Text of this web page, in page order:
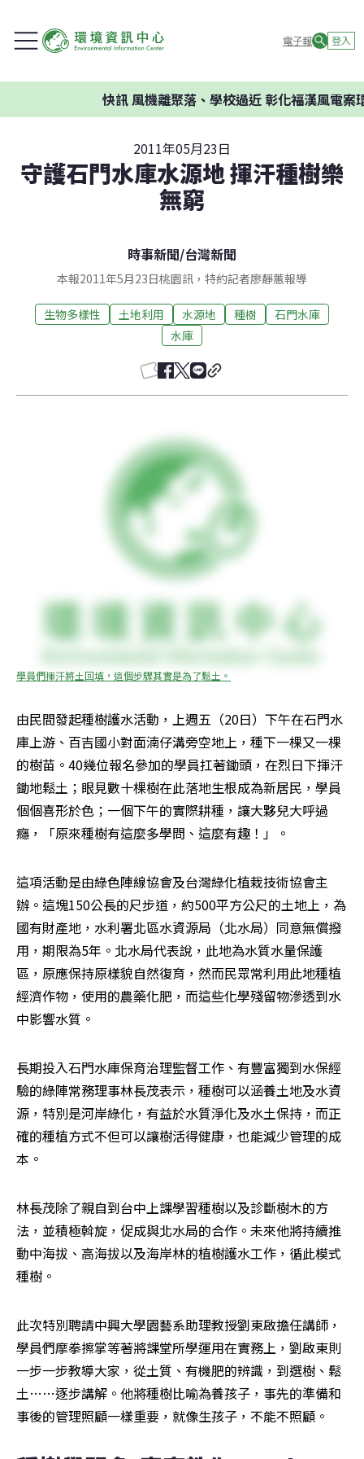
電子報 登入
風機離聚落、學校過近 彰化福漢風電案環委
2011年05月23日
守護石門水庫水源地 揮汗種樹樂
無窮
時事新聞/台灣新聞
本報2011年5月23日桃園訊，特約記者廖靜蕙報導
生物多樣性 土地利用 水源地 種樹
石門水庫
水庫
學員們揮汗將土回填，這個步驟其實是為了鬆土。
由民間發起種樹護水活動，上週五（20日）下午在石門水
庫上游、百吉國小對面湳仔溝旁空地上，種下一棵又一棵
的樹苗。40幾位報名參加的學員扛著鋤頭，在烈日下揮汗
鋤地鬆土；眼見數十棵樹在此落地生根成為新居民，學員
個個喜形於色；一個下午的實際耕種，讓大夥兒大呼過
癮，「原來種樹有這麼多學問、這麼有趣！」。
這項活動是由綠色陣線協會及台灣綠化植栽技術協會主
辦。這塊150公長的尺步道，約500平方公尺的土地上，為
國有財產地，水利署北區水資源局（北水局）同意無償撥
用，期限為5年。北水局代表說，此地為水質水量保護
區，原應保持原樣貌自然復育，然而民眾常利用此地種植
經濟作物，使用的農藥化肥，而這些化學殘留物滲透到水
中影響水質。
長期投入石門水庫保育治理監督工作、有豐富獨到水保經
驗的綠陣常務理事林長茂表示，種樹可以涵養土地及水資
源，特別是河岸綠化，有益於水質淨化及水土保持，而正
確的種植方式不但可以讓樹活得健康，也能減少管理的成
本。
林長茂除了親自到台中上課學習種樹以及診斷樹木的方
法，並積極斡旋，促成與北水局的合作。未來他將持續推
動中海拔、高海拔以及海岸林的植樹護水工作，循此模式
種樹。
此次特別聘請中興大學園藝系助理教授劉東啟擔任講師，
學員們摩拳擦掌等著將課堂所學運用在實務上，劉啟東則
一步一步教導大家，從土質、有機肥的辨識，到選樹、鬆
土……逐步講解。他將種樹比喻為養孩子，事先的準備和
事後的管理照顧一樣重要，就像生孩子，不能不照顧。